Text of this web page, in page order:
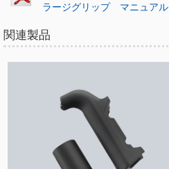
ラージグリップ マニュアル
関連製品